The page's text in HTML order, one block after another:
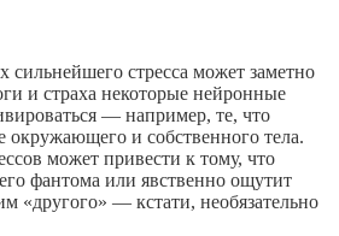
сильнейшего стресса может заметно
и страха некоторые нейронные
— например, те, что
окружающего и собственного тела.
может привести к тому, что
фантома или явственно ощутит
«другого» — кстати, необязательно